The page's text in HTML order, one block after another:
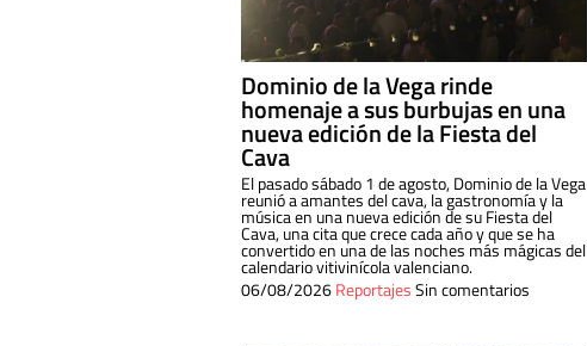
Dominio de la Vega rinde
homenaje a sus burbujas en una
nueva edición de la Fiesta del
Cava
El pasado sábado 1 de agosto, Dominio de la Vega
reunió a amantes del cava, la gastronomía y la
música en una nueva edición de su Fiesta del
Cava, una cita que crece cada año y que se ha
convertido en una de las noches más mágicas del
calendario vitivinícola valenciano.
06/08/2026ReportajesSin comentarios